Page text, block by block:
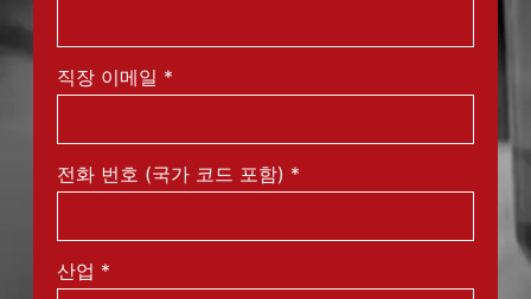
직장 이메일 *
전화 번호 (국가 코드 포함) *
산업 *